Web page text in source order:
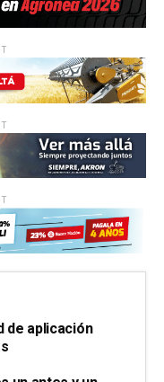
de aplicación